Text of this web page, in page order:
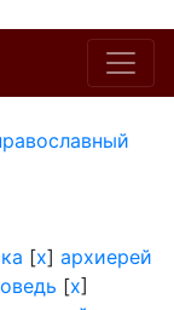
[x] архиерей
[x]